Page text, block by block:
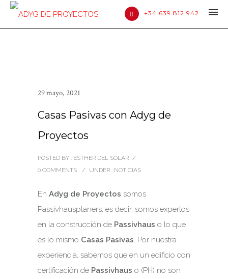
+34 639 812 942
29 mayo, 2021
Casas Pasivas con Adyg de
Proyectos
POSTED BY : ESTHER DEL SOLAR /
0 COMMENTS
/ UNDER : NOTICIAS
En Adyg de Proyectos somos
Passivhausplaners, es decir, somos expertos
en la construcción de Passivhaus o lo que
es lo mismo Casas Pasivas. Por nuestra
experiencia, sabemos que en un edificio con
certificación de Passivhaus o (PH) no son